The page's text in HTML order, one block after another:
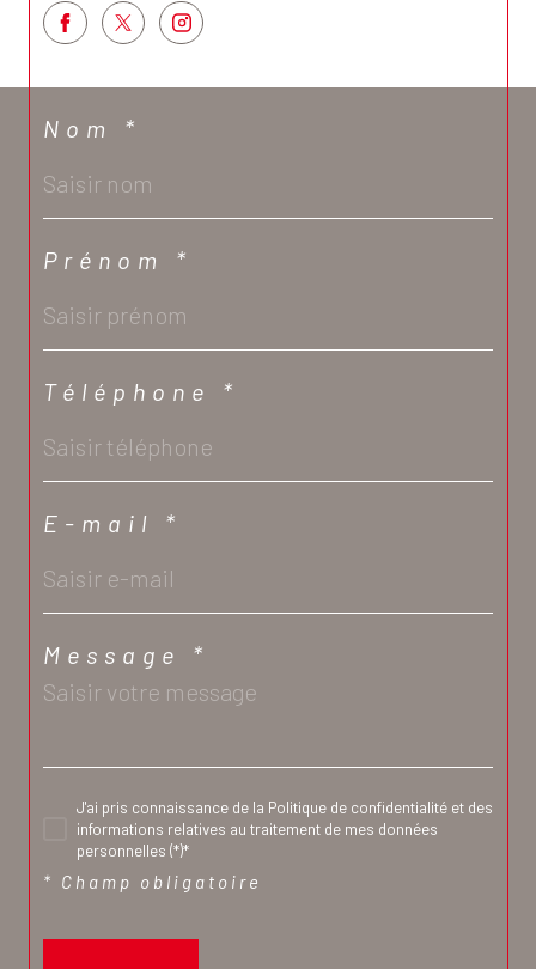
Nom *
Prénom *
Téléphone *
E-mail *
Message *
J'ai pris connaissance de la Politique de confidentialité et des
informations relatives au traitement de mes données
personnelles (*)*
* Champ obligatoire